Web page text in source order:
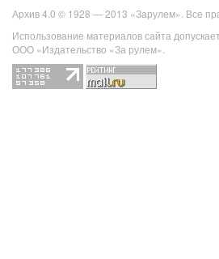
Архив 4.0 © 1928 — 2013 «Зарулем». Все
Использование материалов сайта
ООО «Издательство «За рулем».